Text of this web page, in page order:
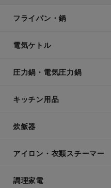
フライパン・鍋
電気ケトル
圧力鍋・電気圧力鍋
キッチン用品
炊飯器
アイロン・衣類スチーマー
調理家電